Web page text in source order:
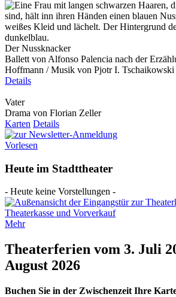
Der Nussknacker
Ballett von Alfonso Palencia nach der
Hoffmann / Musik von Pjotr I. Tschaikowski
Details
Vater
Drama von Florian Zeller
Karten Details
Vorlesen
Heute im Stadttheater
- Heute keine Vorstellungen -
Theaterkasse und Vorverkauf
Mehr
Theaterferien vom 3. Juli
August 2026
Buchen Sie in der Zwischenzeit Ihre